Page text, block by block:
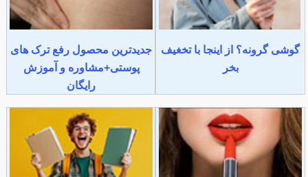
گوشی گرونه؟ از اینجا با تخغیف
بخر
جدیدترین محصول رفع ترک های
پوستی+مشاوره و آموزش
رایگان